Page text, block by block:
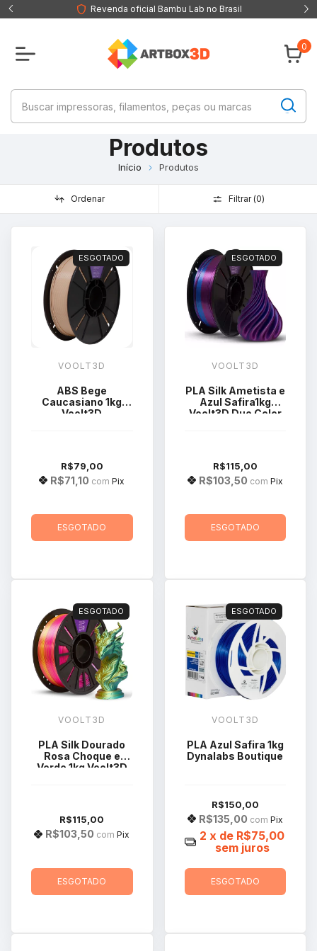
Revenda oficial Bambu Lab no Brasil
0
Produtos
Início Produtos
Ordenar Filtrar (0)
ESGOTADO
VOOLT3D
ABS Bege
Caucasiano 1kg
Voolt3D
R$79,00
R$71,10 com Pix
ESGOTADO
ESGOTADO
VOOLT3D
PLA Silk Ametista e
Azul Safira1kg
Voolt3D Duo Color
R$115,00
R$103,50 com Pix
ESGOTADO
ESGOTADO
VOOLT3D
PLA Silk Dourado
Rosa Choque e
Verde 1kg Voolt3D
R$115,00
R$103,50 com Pix
ESGOTADO
ESGOTADO
VOOLT3D
PLA Azul Safira 1kg
Dynalabs Boutique
R$150,00
R$135,00 com Pix
2 x de R$75,00
sem juros
ESGOTADO